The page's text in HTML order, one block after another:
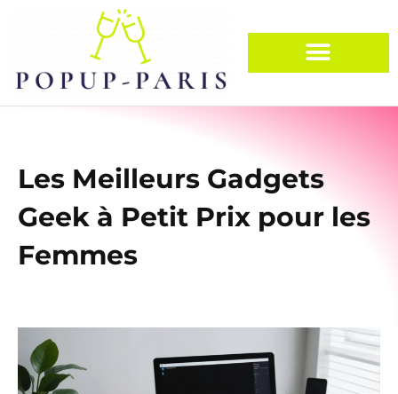
Les Meilleurs Gadgets
Geek à Petit Prix pour les
Femmes